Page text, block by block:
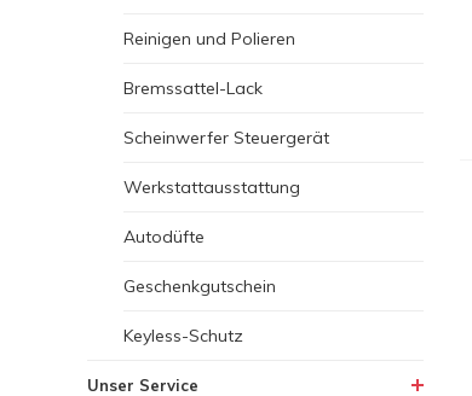
Reinigen und Polieren
Bremssattel-Lack
Scheinwerfer Steuergerät
Werkstattausstattung
Autodüfte
Geschenkgutschein
Keyless-Schutz
Unser Service